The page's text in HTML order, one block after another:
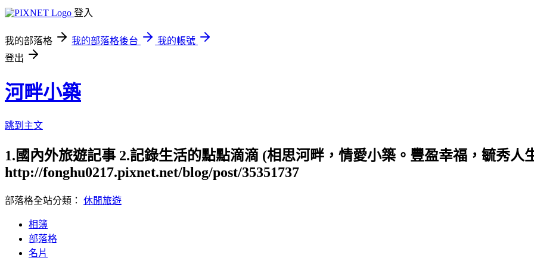
登入
我的部落格 我的部落格後台
我的帳號
登出
河畔小築
跳到主文
1.國內外旅遊記事 2.記錄生活的點點滴滴 (相思河畔，情愛小築。豐盈幸福，毓秀人
http://fonghu0217.pixnet.net/blog/post/35351737
部落格全站分類： 休閒旅遊
相簿
部落格
名片